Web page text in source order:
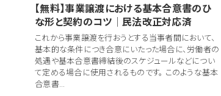
M＆Aアドバイザー
M&A契約
M&A関連
M&A関連契約書
MAアドバイザー
MA契約
M&A契約書
MOU MA
MA関連
MA関連契約
事業譲渡契約書
デューディリジェンス
デューディリ 買収契約
【無料】事業譲渡における基本合意書のひ
な形と契約のコツ│民法改正対応済
これから事業譲渡を行おうとする当事者間において、
基本的な条件につき合意にいたった場合に、労働者の
処遇や基本合意書締結後のスケジュールなどについ
て定める場合に使用されるものです。 このような基本
合意書...